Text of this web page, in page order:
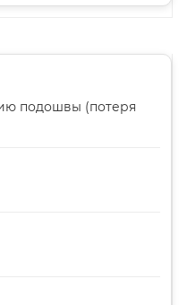
подошвы (потеря